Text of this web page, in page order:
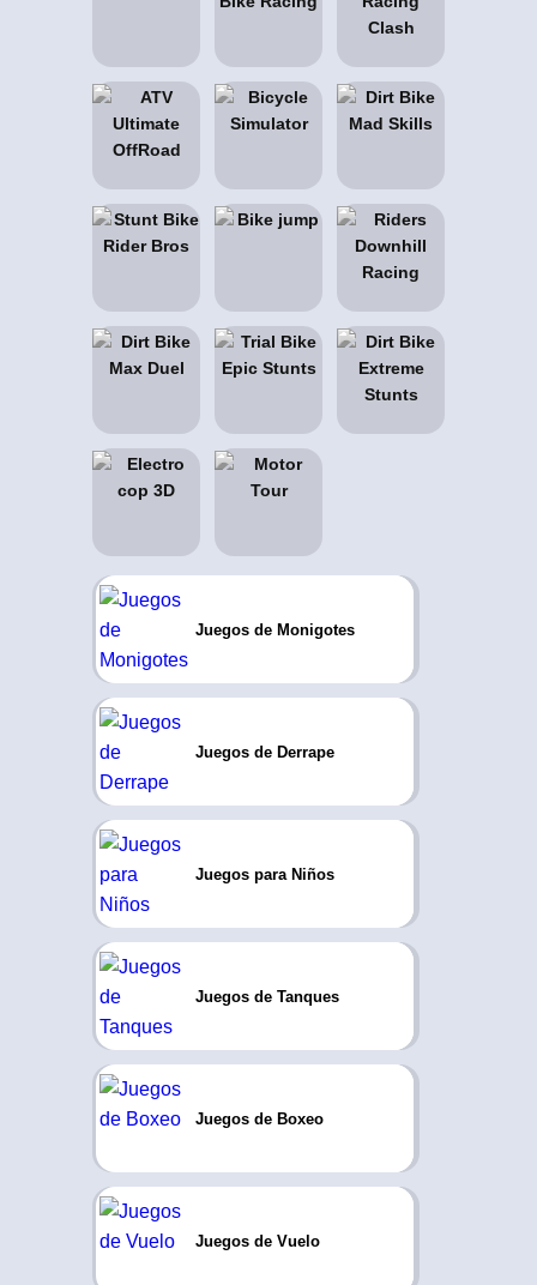
Juegos de Monigotes
Juegos de Derrape
Juegos para Niños
Juegos de Tanques
Juegos de Boxeo
Juegos de Vuelo